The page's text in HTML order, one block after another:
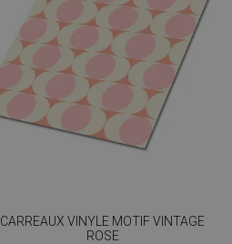
CARREAUX VINYLE MOTIF VINTAGE
ROSE